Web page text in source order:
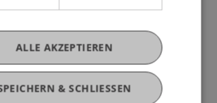
Hinweise
Verzeichnis
& SCHLIESSEN
ALLE AKZEPTIEREN